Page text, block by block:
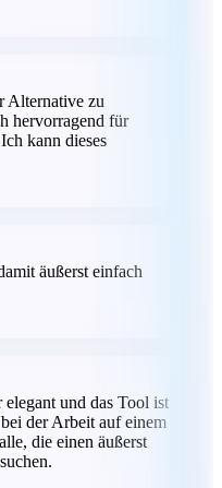
Alternative zu
hervorragend für
kann dieses
äußerst einfach
elegant und das Tool ist
der Arbeit auf einem
die einen äußerst